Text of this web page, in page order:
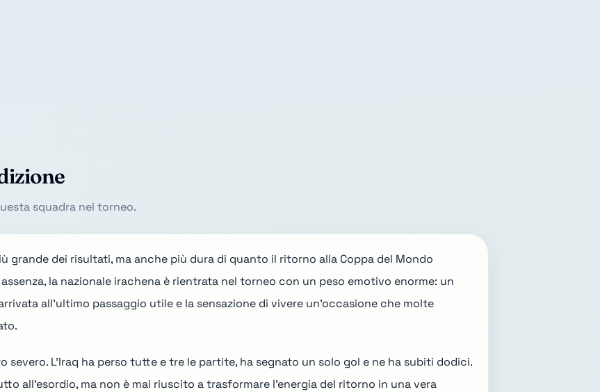
squadra nel torneo.
grande dei risultati, ma anche più dura di quanto il ritorno alla Coppa del Mondo
la nazionale irachena è rientrata nel torneo con un peso emotivo enorme: un
all'ultimo passaggio utile e la sensazione di vivere un'occasione che molte
severo. L'Iraq ha perso tutte e tre le partite, ha segnato un solo gol e ne ha subiti dodici.
all'esordio, ma non è mai riuscito a trasformare l'energia del ritorno in una vera